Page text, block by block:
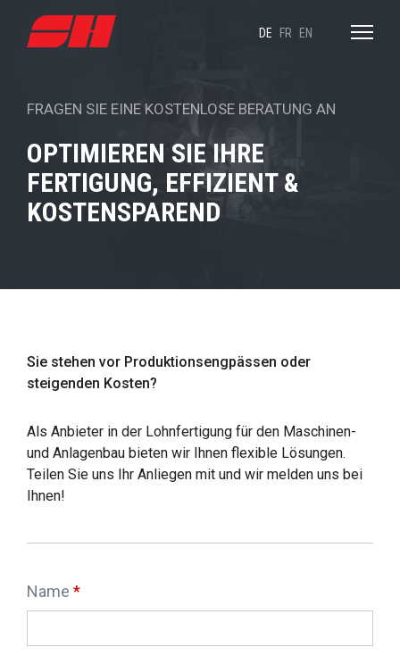
DE FR EN
FRAGEN SIE EINE KOSTENLOSE BERATUNG AN
OPTIMIEREN SIE IHRE
FERTIGUNG, EFFIZIENT &
KOSTENSPAREND
Sie stehen vor Produktionsengpässen oder
steigenden Kosten?
Als Anbieter in der Lohnfertigung für den Maschinen-
und Anlagenbau bieten wir Ihnen flexible Lösungen.
Teilen Sie uns Ihr Anliegen mit und wir melden uns bei
Ihnen!
Name